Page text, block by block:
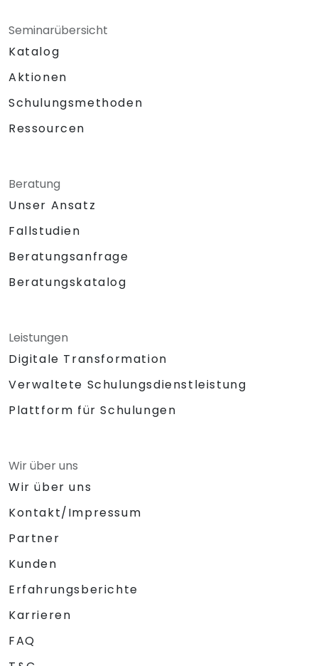
Seminarübersicht
Katalog
Aktionen
Schulungsmethoden
Ressourcen
Beratung
Unser Ansatz
Fallstudien
Beratungsanfrage
Beratungskatalog
Leistungen
Digitale Transformation
Verwaltete Schulungsdienstleistung
Plattform für Schulungen
Wir über uns
Wir über uns
Kontakt/Impressum
Partner
Kunden
Erfahrungsberichte
Karrieren
FAQ